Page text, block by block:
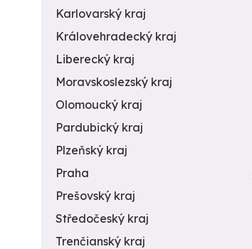
Karlovarský kraj
Královehradecký kraj
Liberecký kraj
Moravskoslezský kraj
Olomoucký kraj
Pardubický kraj
Plzeňský kraj
Praha
Prešovský kraj
Středočeský kraj
Trenčianský kraj